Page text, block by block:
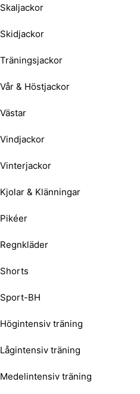
Skaljackor
Skidjackor
Träningsjackor
Vår & Höstjackor
Västar
Vindjackor
Vinterjackor
Kjolar & Klänningar
Pikéer
Regnkläder
Shorts
Sport-BH
Högintensiv träning
Lågintensiv träning
Medelintensiv träning